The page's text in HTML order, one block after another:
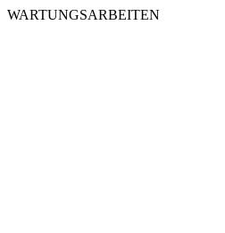
WARTUNGSARBEITEN